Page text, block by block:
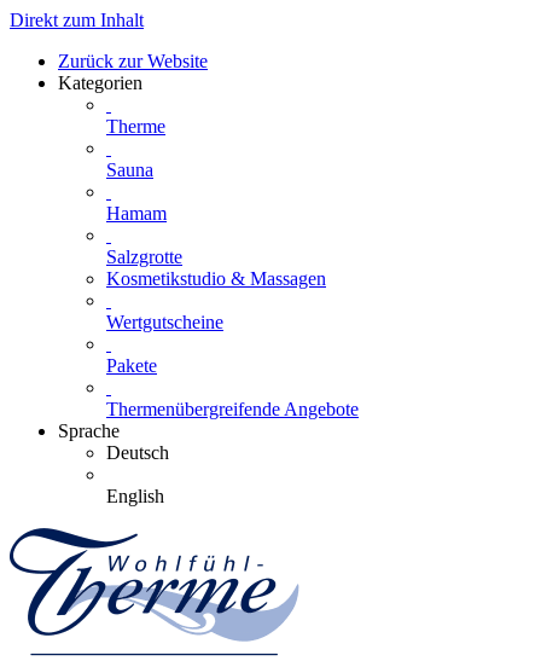
Direkt zum Inhalt
Zurück zur Website
Kategorien
Therme
Sauna
Hamam
Salzgrotte
Kosmetikstudio & Massagen
Wertgutscheine
Pakete
Thermenübergreifende Angebote
Sprache
Deutsch
English